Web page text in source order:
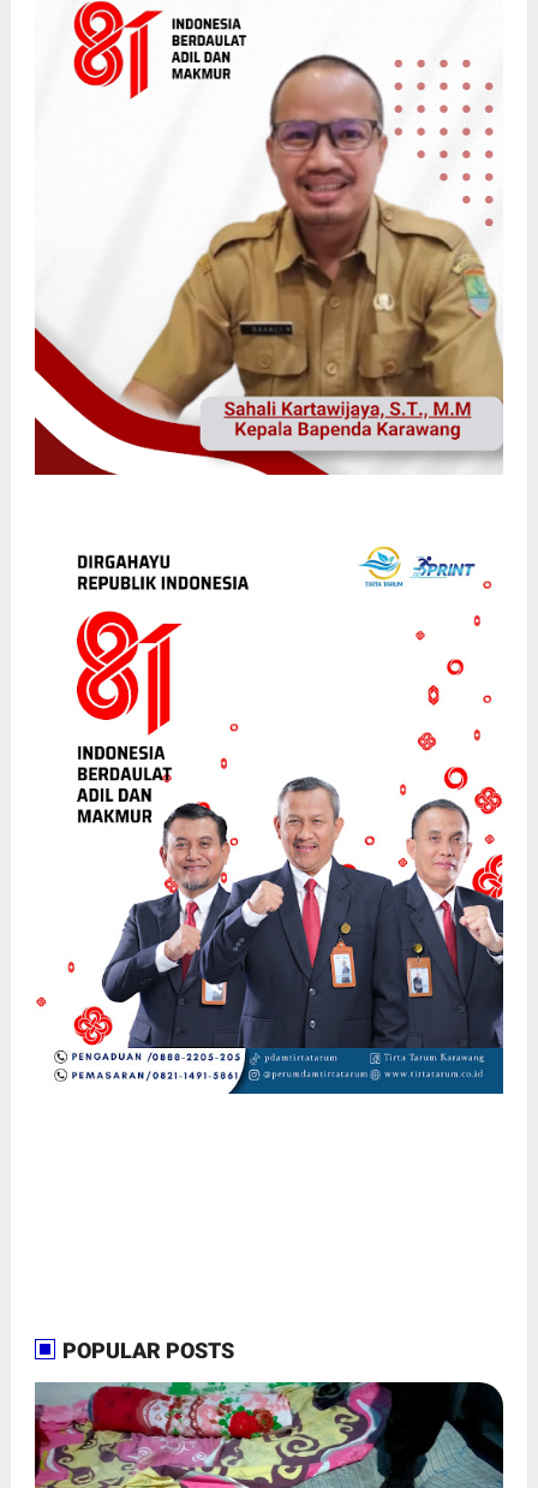
POPULAR POSTS